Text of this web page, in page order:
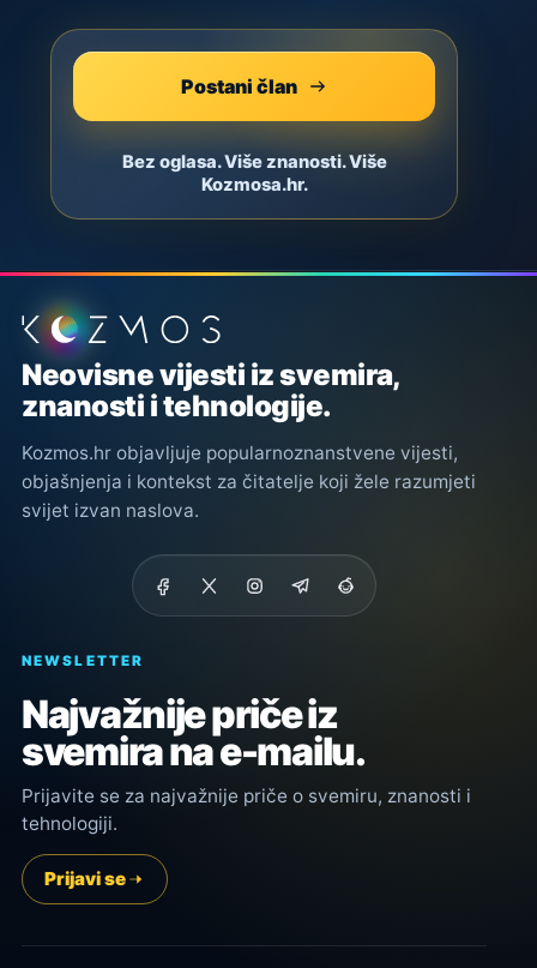
Postani član
Bez oglasa. Više znanosti. Više
Kozmosa.hr.
Podnožje stranice
Neovisne vijesti iz svemira,
znanosti i tehnologije.
Kozmos.hr objavljuje popularnoznanstvene vijesti,
objašnjenja i kontekst za čitatelje koji žele razumjeti
svijet izvan naslova.
NEWSLETTER
Najvažnije priče iz
svemira na e-mailu.
Prijavite se za najvažnije priče o svemiru, znanosti i
tehnologiji.
Prijavi se